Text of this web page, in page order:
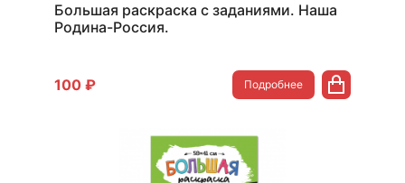
Большая раскраска с заданиями. Наша
Родина-Россия.
100 ₽ Подробнее